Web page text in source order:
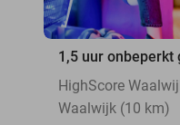
1,5 uur onbeperkt
HighScore
Waalwijk (10 km)